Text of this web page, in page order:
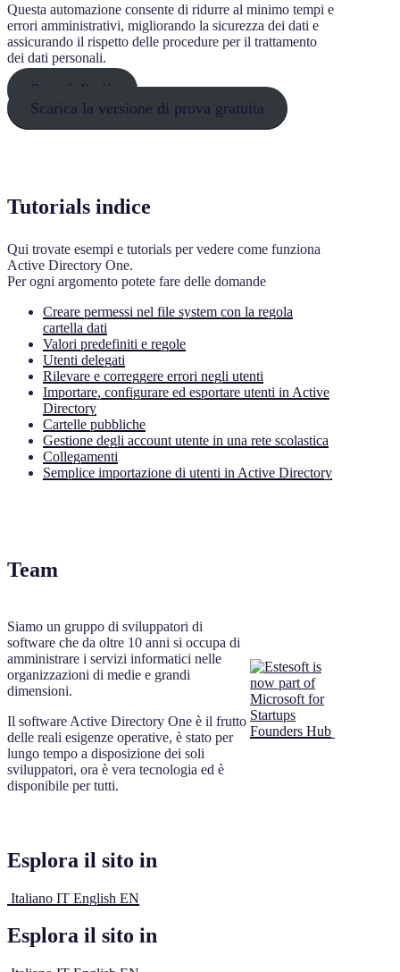
Questa automazione consente di ridurre al minimo tempi e
errori amministrativi, migliorando la sicurezza dei dati e
assicurando il rispetto delle procedure per il trattamento
dei dati personali.
Scopri di più
Scarica la versione di prova gratuita
Tutorials indice
Qui trovate esempi e tutorials per vedere come funziona
Active Directory One.
Per ogni argomento potete fare delle domande
Creare permessi nel file system con la regola
cartella dati
Valori predefiniti e regole
Utenti delegati
Rilevare e correggere errori negli utenti
Importare, configurare ed esportare utenti in Active
Directory
Cartelle pubbliche
Gestione degli account utente in una rete scolastica
Collegamenti
Semplice importazione di utenti in Active Directory
Team
Siamo un gruppo di sviluppatori di
software che da oltre 10 anni si occupa di
amministrare i servizi informatici nelle
organizzazioni di medie e grandi
dimensioni.
Il software Active Directory One è il frutto
delle reali esigenze operative, è stato per
lungo tempo a disposizione dei soli
sviluppatori, ora è vera tecnologia ed è
disponibile per tutti.
Esplora il sito in
Italiano IT English EN
Esplora il sito in